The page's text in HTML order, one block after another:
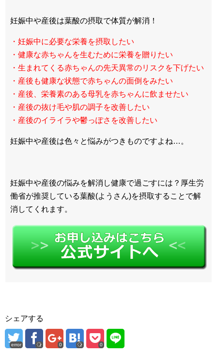
妊娠中や産後は葉酸の摂取で体質が解消！
・妊娠中に必要な栄養を摂取したい
・健康な赤ちゃんを生むために栄養を贈りたい
・生まれてくる赤ちゃんの先天異常のリスクを下げたい
・産後も健康な状態で赤ちゃんの面倒をみたい
・産後、栄養素のある母乳を赤ちゃんに飲ませたい
・産後の抜け毛や肌の調子を改善したい
・産後のイライラや鬱っぽさを改善したい
妊娠中や産後は色々と悩みがつきものですよね…。
妊娠中や産後の悩みを解消し健康で過ごすには？厚生労
働省が推奨している葉酸(ようさん)を摂取することで解
消してくれます。
シェアする
error 0 0